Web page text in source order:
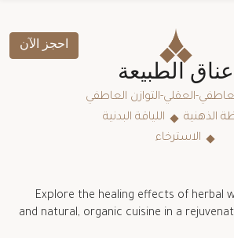
احجز الآن
عناق الطبيعة
العقلي-التوازن العاطفي
الذهنية
اللياقة البدنية
الاسترخاء
Explore the healing effects of herbal
and natural, organic cuisine in a